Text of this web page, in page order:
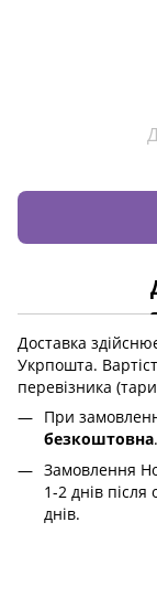
Доставка
Укрпошта.
перевізника
При
безкоштовна.
Замовлення
1-2 днів
днів.